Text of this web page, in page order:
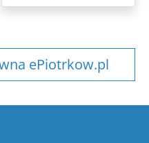
ePiotrkow.pl